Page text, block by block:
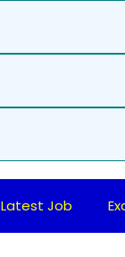
Latest Job